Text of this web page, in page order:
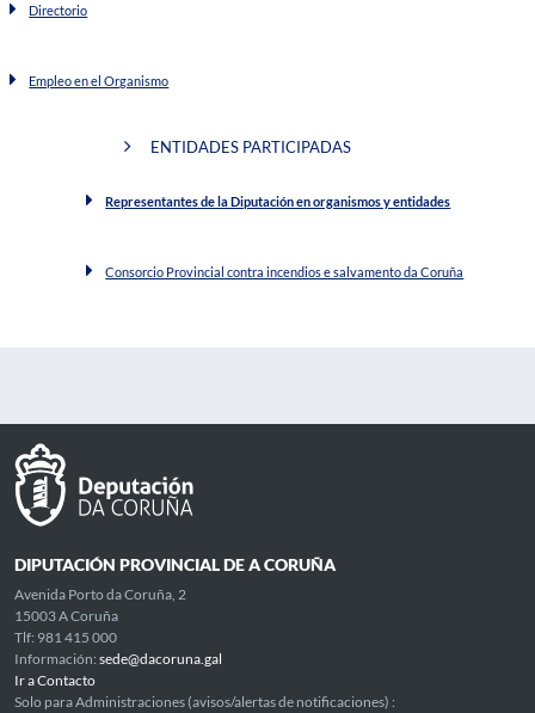
Directorio
Empleo en el Organismo
ENTIDADES PARTICIPADAS
Representantes de la Diputación en organismos y entidades
Consorcio Provincial contra incendios e salvamento da Coruña
DIPUTACIÓN PROVINCIAL DE A CORUÑA
Avenida Porto da Coruña, 2
15003 A Coruña
Tlf: 981 415 000
Información: sede@dacoruna.gal
Ir a Contacto
Solo para Administraciones (avisos/alertas de notificaciones) :